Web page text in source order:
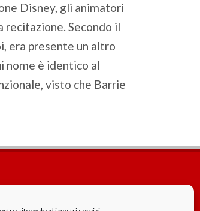
Disney, gli animatori
Secondo il
era presente un altro
nome è identico al
visto che Barrie